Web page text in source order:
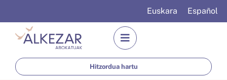
Euskara Español
Hitzordua hartu